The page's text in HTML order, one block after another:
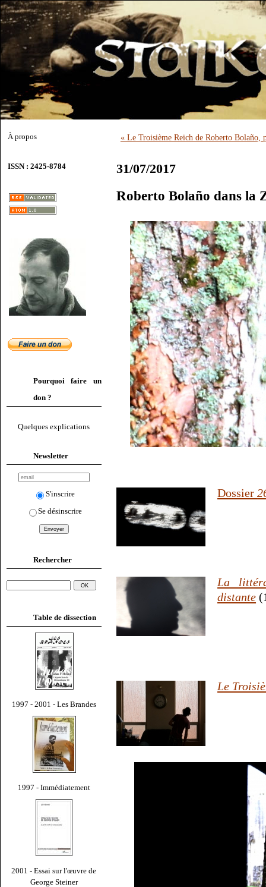
À propos
ISSN : 2425-8784
Pourquoi faire un
don ?
Quelques explications
Newsletter
S'inscrire
Se désinscrire
Rechercher
Table de dissection
1997 - 2001 - Les Brandes
1997 - Immédiatement
2001 - Essai sur l'œuvre de
George Steiner
« Le Troisième Reich de Roberto Bolaño,
31/07/2017
Roberto Bolaño dans la
Dossier
La
distante
Le